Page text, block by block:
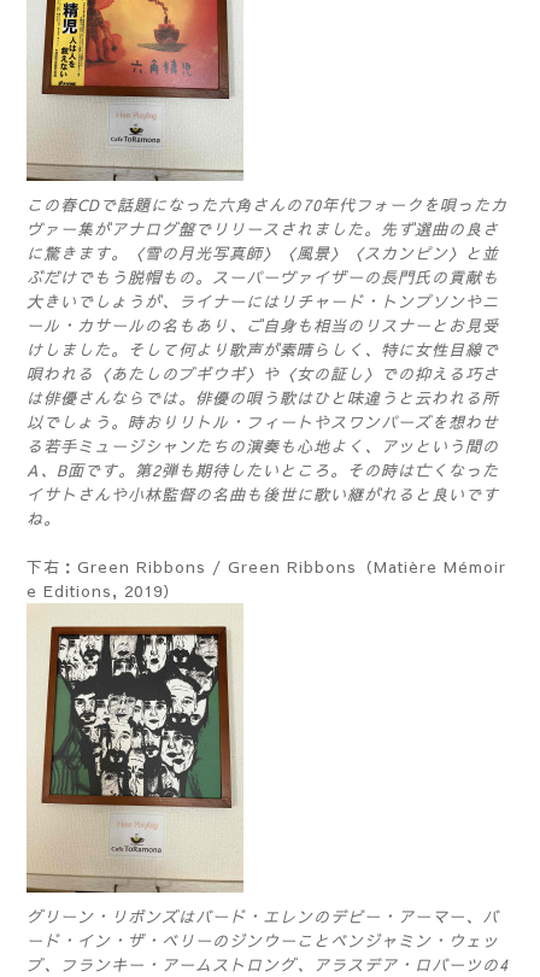
この春CDで話題になった六角さんの70年代フォークを唄ったカ
ヴァー集がアナログ盤でリリースされました。先ず選曲の良さ
に驚きます。〈雪の月光写真師〉〈風景〉〈スカンピン〉と並
ぶだけでもう脱帽もの。スーパーヴァイザーの長門氏の貢献も
大きいでしょうが、ライナーにはリチャード・トンプソンやニ
ール・カサールの名もあり、ご自身も相当のリスナーとお見受
けしました。そして何より歌声が素晴らしく、特に女性目線で
唄われる〈あたしのブギウギ〉や〈女の証し〉での抑える巧さ
は俳優さんならでは。俳優の唄う歌はひと味違うと云われる所
以でしょう。時おりリトル・フィートやスワンパーズを想わせ
る若手ミュージシャンたちの演奏も心地よく、アッという間の
A、B面です。第2弾も期待したいところ。その時は亡くなった
イサトさんや小林監督の名曲も後世に歌い継がれると良いです
ね。
下右：Green Ribbons / Green Ribbons（Matière Mémoir
e Editions, 2019）
グリーン・リボンズはバード・エレンのデビー・アーマー、バ
ード・イン・ザ・ベリーのジンウーことベンジャミン・ウェッ
ブ、フランキー・アームストロング、アラスデア・ロバーツの4